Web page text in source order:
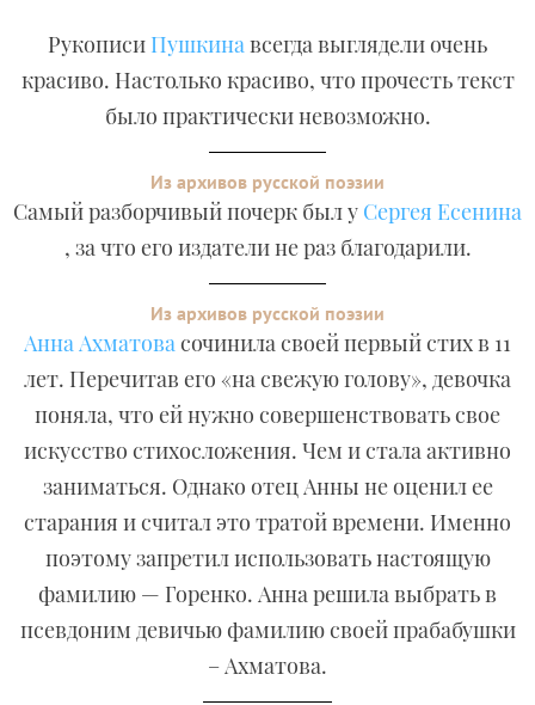
Рукописи Пушкинавсегда выглядели очень
красиво. Настолько красиво, что прочесть текст
было практически невозможно.
Из архивов русской поэзии
Самый разборчивый почерк был у Сергея Есенина
, за что его издатели не раз благодарили.
Из архивов русской поэзии
Анна Ахматовасочинила своей первый стих в 11
лет. Перечитав его «на свежую голову», девочка
поняла, что ей нужно совершенствовать свое
искусство стихосложения. Чем и стала активно
заниматься. Однако отец Анны не оценил ее
старания и считал это тратой времени. Именно
поэтому запретил использовать настоящую
фамилию — Горенко. Анна решила выбрать в
псевдоним девичью фамилию своей прабабушки
– Ахматова.